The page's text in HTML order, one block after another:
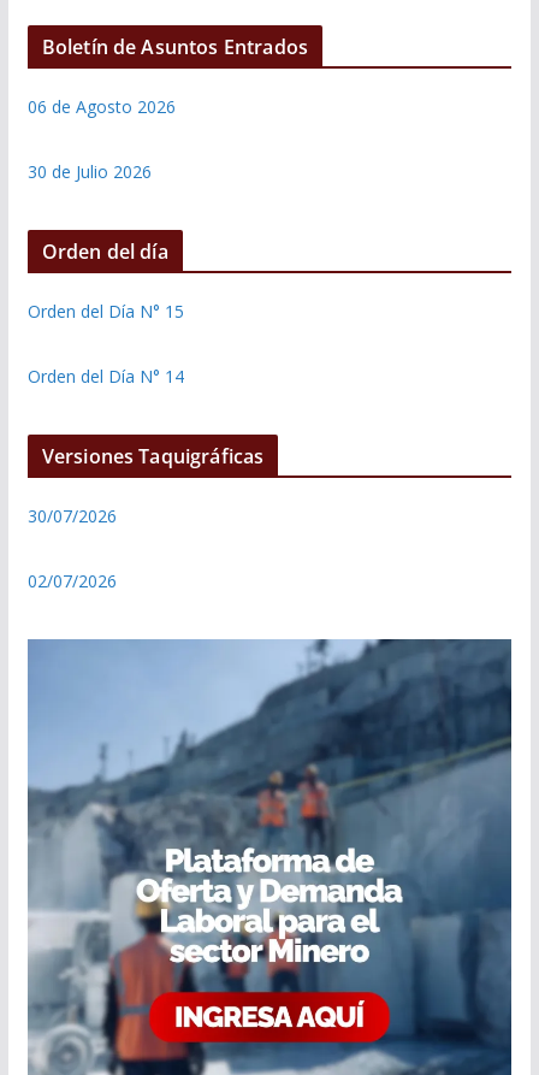
Boletín de Asuntos Entrados
06 de Agosto 2026
30 de Julio 2026
Orden del día
Orden del Día N° 15
Orden del Día N° 14
Versiones Taquigráficas
30/07/2026
02/07/2026